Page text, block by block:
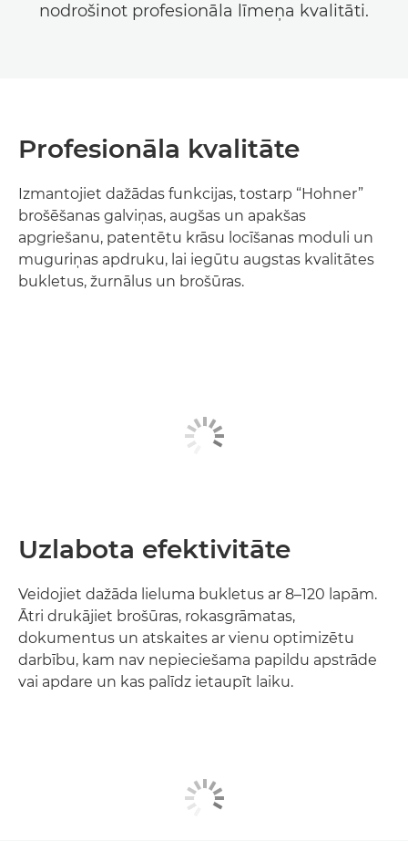
nodrošinot profesionāla līmeņa kvalitāti.
Profesionāla kvalitāte
Izmantojiet dažādas funkcijas, tostarp “Hohner”
brošēšanas galviņas, augšas un apakšas
apgriešanu, patentētu krāsu locīšanas moduli un
muguriņas apdruku, lai iegūtu augstas kvalitātes
bukletus, žurnālus un brošūras.
Uzlabota efektivitāte
Veidojiet dažāda lieluma bukletus ar 8–120 lapām.
Ātri drukājiet brošūras, rokasgrāmatas,
dokumentus un atskaites ar vienu optimizētu
darbību, kam nav nepieciešama papildu apstrāde
vai apdare un kas palīdz ietaupīt laiku.